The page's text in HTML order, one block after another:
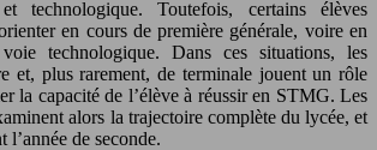
technologique. Toutefois, certains élèves
en cours de première générale, voire en
technologique. Dans ces situations, les
et, plus rarement, de terminale jouent un rôle
la capacité de l’élève à réussir en STMG. Les
alors la trajectoire complète du lycée, et
de seconde.